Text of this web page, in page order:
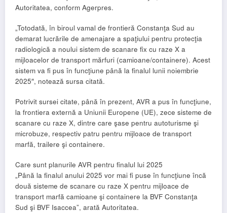
Autoritatea, conform Agerpres.
„Totodată, în biroul vamal de frontieră Constanţa Sud au
demarat lucrările de amenajare a spaţiului pentru protecţia
radiologică a noului sistem de scanare fix cu raze X a
mijloacelor de transport mărfuri (camioane/containere). Acest
sistem va fi pus în funcţiune până la finalul lunii noiembrie
2025″, notează sursa citată.
Potrivit sursei citate, până în prezent, AVR a pus în funcţiune,
la frontiera externă a Uniunii Europene (UE), zece sisteme de
scanare cu raze X, dintre care şase pentru autoturisme şi
microbuze, respectiv patru pentru mijloace de transport
marfă, trailere şi containere.
Care sunt planurile AVR pentru finalul lui 2025
„Până la finalul anului 2025 vor mai fi puse în funcţiune încă
două sisteme de scanare cu raze X pentru mijloace de
transport marfă camioane şi containere la BVF Constanţa
Sud şi BVF Isaccea”, arată Autoritatea.